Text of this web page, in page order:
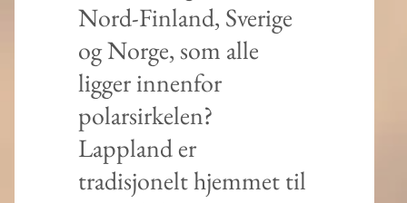
Nord-Finland, Sverige
og Norge, som alle
ligger innenfor
polarsirkelen?
Lappland er
tradisjonelt hjemmet til